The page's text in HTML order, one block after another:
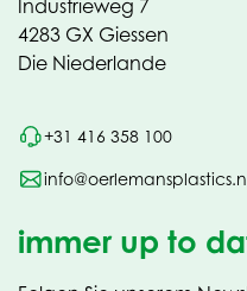
Industrieweg 7
4283 GX Giessen
Die Niederlande
+31 416 358 100
immer up to